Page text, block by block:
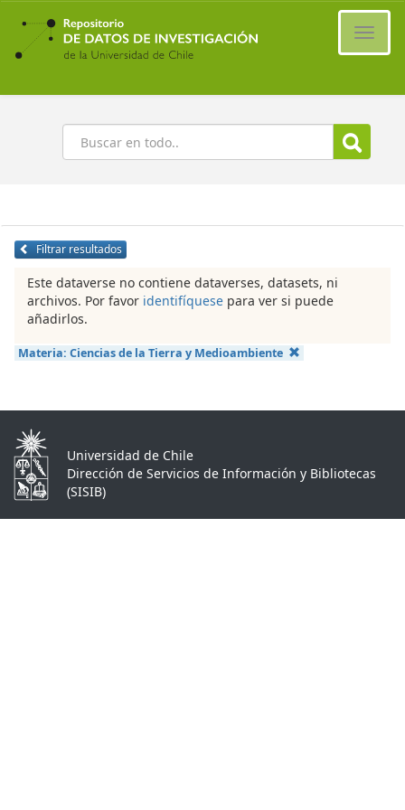
Ir
contenido
principal
Buscar
Filtrar resultados
Este dataverse no contiene dataverses, datasets, ni
archivos. Por favor identifíquese para ver si puede
añadirlos.
Materia: Ciencias de la Tierra y Medioambiente
Universidad de Chile
Dirección de Servicios de Información y Bibliotecas
(SISIB)